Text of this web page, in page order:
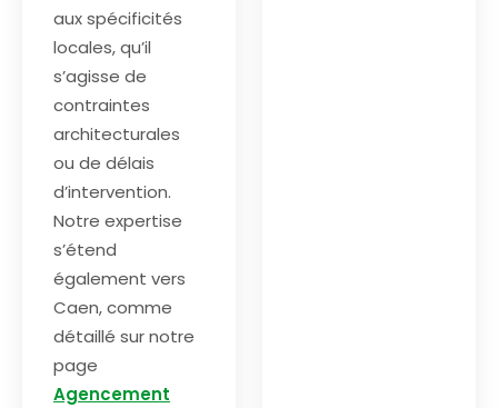
aux spécificités
locales, qu’il
s’agisse de
contraintes
architecturales
ou de délais
d’intervention.
Notre expertise
s’étend
également vers
Caen, comme
détaillé sur notre
page
Agencement